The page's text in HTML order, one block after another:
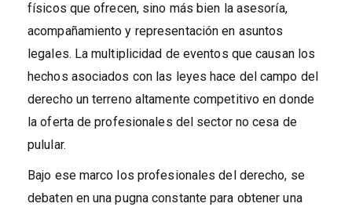
físicos que ofrecen, sino más bien la asesoría,
acompañamiento y representación en asuntos
legales. La multiplicidad de eventos que causan los
hechos asociados con las leyes hace del campo del
derecho un terreno altamente competitivo en donde
la oferta de profesionales del sector no cesa de
pulular.
Bajo ese marco los profesionales del derecho, se
debaten en una pugna constante para obtener una